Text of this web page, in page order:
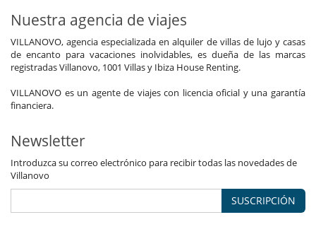
Nuestra agencia de viajes
VILLANOVO, agencia especializada en alquiler de villas de lujo y casas
de encanto para vacaciones inolvidables, es dueña de las marcas
registradas Villanovo, 1001 Villas y Ibiza House Renting.
VILLANOVO es un agente de viajes con licencia oficial y una garantía
financiera.
Newsletter
Introduzca su correo electrónico para recibir todas las novedades de
Villanovo
SUSCRIPCIÓN